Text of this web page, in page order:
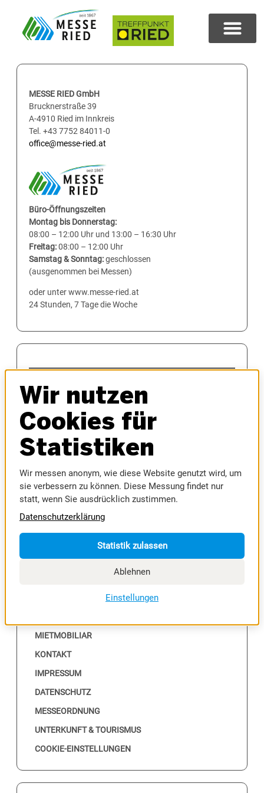
MESSE RIED GmbH
Brucknerstraße 39
A-4910 Ried im Innkreis
Tel. +43 7752 84011-0
office@messe-ried.at
Büro-Öffnungszeiten
Montag bis Donnerstag:
08:00 – 12:00 Uhr und 13:00 – 16:30 Uhr
Freitag:08:00 – 12:00 Uhr
Samstag & Sonntag:geschlossen
(ausgenommen bei Messen)
oder unter www.messe-ried.at
24 Stunden, 7 Tage die Woche
AUTOMESSE
MESSEFRÜHLING
HAUS & BAU
INNVIERTLER OKTOBERFEST
MODELLBAUMESSE
SPORTMESSE
RIEDER MESSE
RIEDER VOLKSFEST
MIETMOBILIAR
KONTAKT
IMPRESSUM
DATENSCHUTZ
MESSEORDNUNG
UNTERKUNFT & TOURISMUS
COOKIE-EINSTELLUNGEN
Wir nutzen
Cookies für
Statistiken
Wir messen anonym, wie diese Website genutzt wird, um
sie verbessern zu können. Diese Messung findet nur
statt, wenn Sie ausdrücklich zustimmen.
Datenschutzerklärung
Statistik zulassen
Ablehnen
Einstellungen